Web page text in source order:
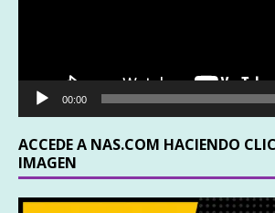
00:00
ACCEDE A NAS.COM HACIENDO
IMAGEN